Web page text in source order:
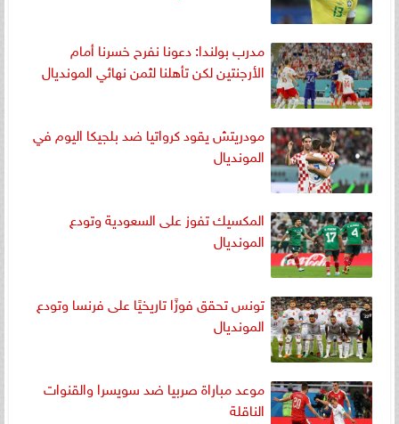
مدرب بولندا: دعونا نفرح خسرنا أمام
الأرجنتين لكن تأهلنا لثمن نهائي المونديال
مودريتش يقود كرواتيا ضد بلجيكا اليوم في
المونديال
المكسيك تفوز على السعودية وتودع
المونديال
تونس تحقق فوزًا تاريخيًا على فرنسا وتودع
المونديال
موعد مباراة صربيا ضد سويسرا والقنوات
الناقلة